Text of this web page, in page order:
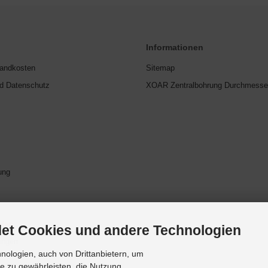
Datenschutz
Informationen
Sitemap
XOAR Zentralbohrung
Cookies und andere Technologien
auch von Drittanbietern, um